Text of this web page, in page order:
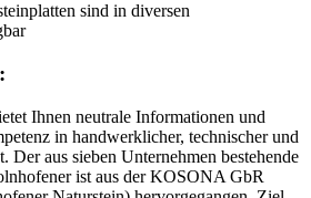
sind in diversen
Ihnen neutrale Informationen und
in handwerklicher, technischer und
Der aus sieben Unternehmen bestehende
ist aus der KOSONA GbR